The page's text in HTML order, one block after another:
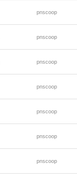
pnscoop
pnscoop
pnscoop
pnscoop
pnscoop
pnscoop
pnscoop